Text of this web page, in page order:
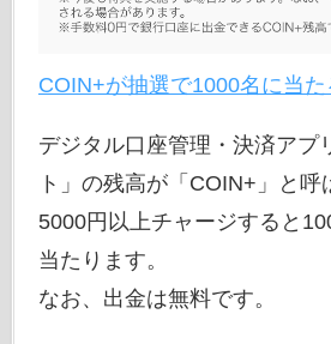
COIN+が抽選で1000名に当た
デジタル口座管理・決済アプ
ト」の残高が「COIN+」と呼
5000円以上チャージすると
当たります。
なお、出金は無料です。